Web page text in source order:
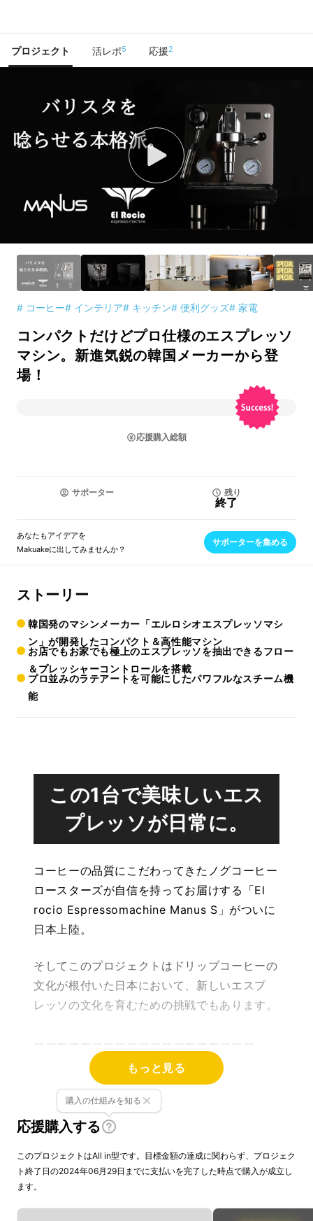
プロジェクト 活レポ5 応援2
# コーヒー# インテリア# キッチン# 便利グッズ# 家電
コンパクトだけどプロ仕様のエスプレッソ
マシン。新進気鋭の韓国メーカーから登
場！
応援購入総額
サポーター 残り
終了
あなたもアイデアを
Makuakeに出してみませんか？
サポーターを集める
ストーリー
韓国発のマシンメーカー「エルロシオエスプレッソマシ
ン」が開発したコンパクト＆高性能マシン
お店でもお家でも極上のエスプレッソを抽出できるフロー
＆プレッシャーコントロールを搭載
プロ並みのラテアートを可能にしたパワフルなスチーム機
能
この1台で美味しいエス
プレッソが日常に。
コーヒーの品質にこだわってきたノグコーヒー
ロースターズが自信を持ってお届けする「El
rocio Espressomachine Manus S」がついに
日本上陸。
そしてこのプロジェクトはドリップコーヒーの
文化が根付いた日本において、新しいエスプ
レッソの文化を育むための挑戦でもあります。
ネイビーブルー株式会社はElRocio
Espressomachineの日本における独占販売権
を有する正規代理店です。詳細に関しては、
ページ下部のリスク＆チャレンジをご確認くだ
ーーーーーーーーーーーーーーーーーーー
もっと見る
応援購入する
購入の仕組みを知る
このプロジェクトはAll in型です。目標金額の達成に関わらず、プロジェク
ト終了日の2024年06月29日までに支払いを完了した時点で購入が成立し
ます。